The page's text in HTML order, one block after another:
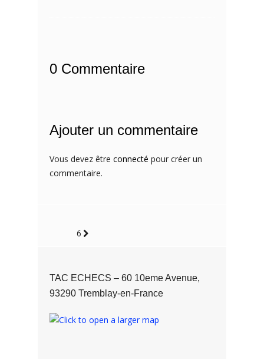
0 Commentaire
Ajouter un commentaire
Vous devez être connecté pour créer un
commentaire.
6
TAC ECHECS – 60 10eme Avenue,
93290 Tremblay-en-France